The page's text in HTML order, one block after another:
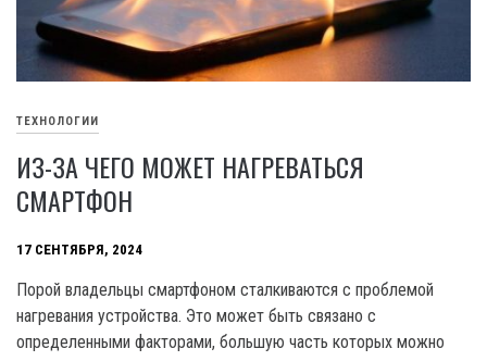
ТЕХНОЛОГИИ
ИЗ-ЗА ЧЕГО МОЖЕТ НАГРЕВАТЬСЯ
СМАРТФОН
17 СЕНТЯБРЯ, 2024
Порой владельцы смартфоном сталкиваются с проблемой
нагревания устройства. Это может быть связано с
определенными факторами, большую часть которых можно